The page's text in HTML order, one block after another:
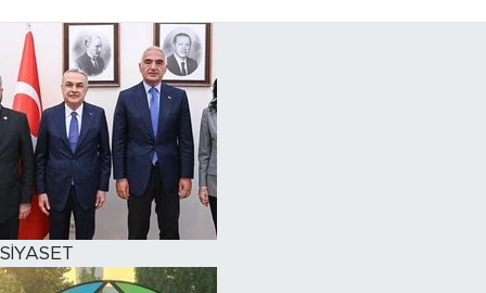
SİYASET